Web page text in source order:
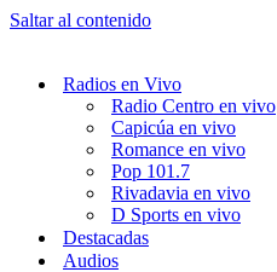
Saltar al contenido
Radios en Vivo
Radio Centro en vivo
Capicúa en vivo
Romance en vivo
Pop 101.7
Rivadavia en vivo
D Sports en vivo
Destacadas
Audios